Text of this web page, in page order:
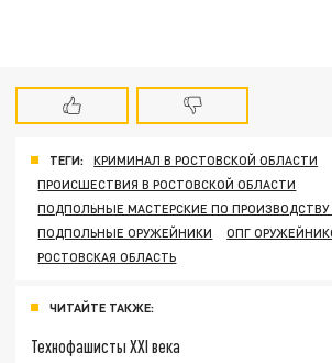
ТЕГИ:
КРИМИНАЛ В РОСТОВСКОЙ ОБЛАСТИ
ПРОИСШЕСТВИЯ В РОСТОВСКОЙ ОБЛАСТИ
ПОДПОЛЬНЫЕ МАСТЕРСКИЕ ПО ПРОИЗВОДСТВУ
ПОДПОЛЬНЫЕ ОРУЖЕЙНИКИ
ОПГ
РОСТОВСКАЯ ОБЛАСТЬ
ЧИТАЙТЕ ТАКЖЕ:
Технофашисты XXI века